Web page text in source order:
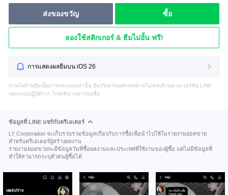
ส่งของขวัญ ซื้อ
ลองใช้สติกเกอร์ & ธีมไม่อั้น ฟรี!
การแสดงผลธีมบน iOS 26
ภาพในร้านธีมเป็นภาพประกอบเท่านั้น ธีมจริงอาจแสดงผลต่าง/ไม่ครบถ้วนตามเวอร์ชัน LINE
และระบบปฏิบัติการ โปรดพิจารณาก่อนซื้อ
ข้อมูลที่ LINE แชร์กับครีเอเตอร์
LY Corporation จะเก็บรวบรวมข้อมูลเกี่ยวกับการซื้อเพื่อนำไปใช้ในรายงานยอดขาย
สำหรับครีเอเตอร์ผู้สร้างผลงาน
รายงานยอดขายจะมีข้อมูลวันที่ซื้อผลงานและประเทศที่ใช้งานของผู้ซื้อ แต่ไม่มีข้อมูลที่
ทำให้สามารถระบุตัวตนผู้ซื้อได้